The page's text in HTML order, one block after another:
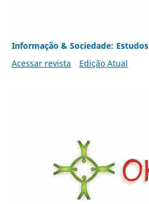
Informação & Sociedade: Estudos
Acessar revista
Edição Atual